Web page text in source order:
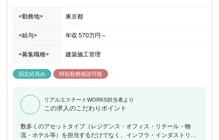
<勤務地> 東京都
<給与> 年収 570万円 ～
<募集職種> 建築施工管理
固定給高め 時短勤務相談可能
リアルエステートWORKS担当者より
この求人のこだわりポイント
数多くのアセットタイプ（レジデンス・オフィス・リテール・物
流・ホテル等）を担当するだけでなく、インフラ・インダストリ